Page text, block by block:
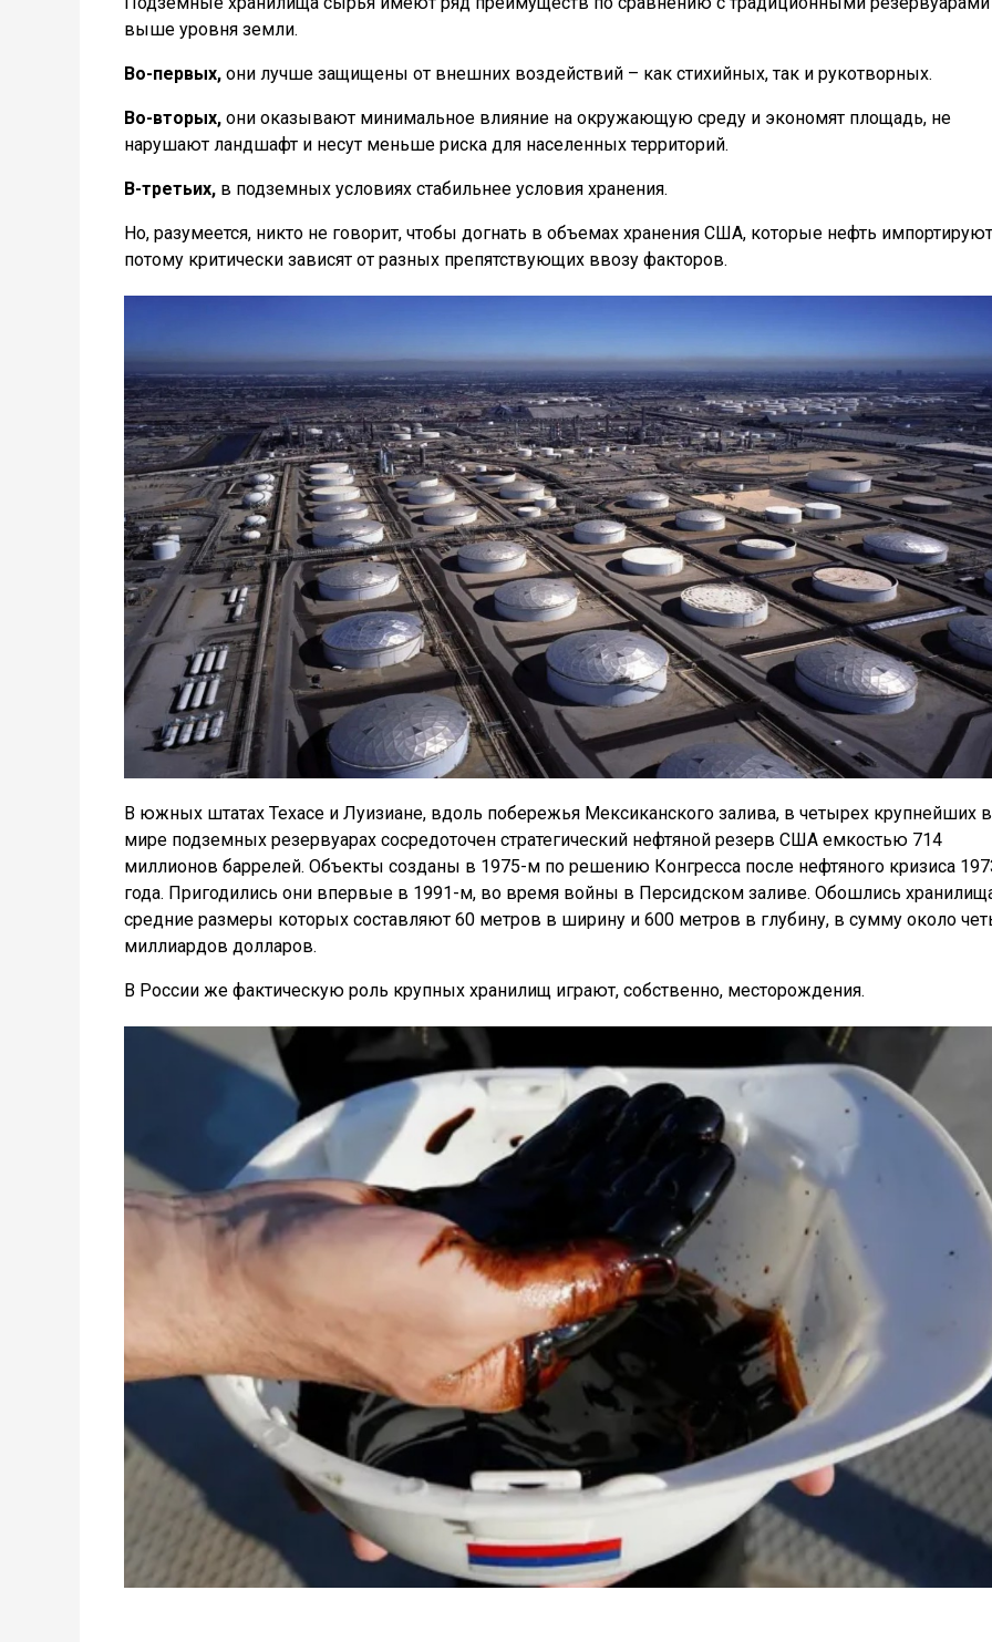
выше уровня земли.
Во-первых, они лучше защищены от внешних воздействий – как стихийных, так и рукотворных.
Во-вторых, они оказывают минимальное влияние на окружающую среду и экономят площадь, не
нарушают ландшафт и несут меньше риска для населенных территорий.
В-третьих, в подземных условиях стабильнее условия хранения.
Но, разумеется, никто не говорит, чтобы догнать в объемах хранения США, которые нефть
потому критически зависят от разных препятствующих ввозу факторов.
В южных штатах Техасе и Луизиане, вдоль побережья Мексиканского залива, в четырех крупнейших в
мире подземных резервуарах сосредоточен стратегический нефтяной резерв США емкостью 714
миллионов баррелей. Объекты созданы в 1975-м по решению Конгресса после нефтяного кризиса
года. Пригодились они впервые в 1991-м, во время войны в Персидском заливе. Обошлись
средние размеры которых составляют 60 метров в ширину и 600 метров в глубину, в сумму около
миллиардов долларов.
В России же фактическую роль крупных хранилищ играют, собственно, месторождения.